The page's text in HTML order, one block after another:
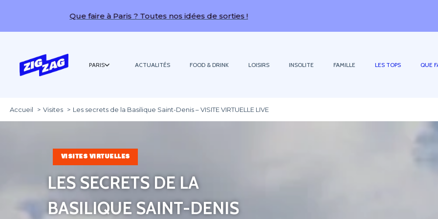
faire à Paris ? Toutes nos idées de sorties !
PARIS ACTUALITÉS FOOD & DRINK LOISIRS INSOLITE FAMILLE LES TOPS QUE
Accueil Visites Les secrets de la Basilique Saint-Denis – VISITE VIRTUELLE LIVE
VISITES VIRTUELLES
LES SECRETS DE LA
BASILIQUE SAINT-DENIS